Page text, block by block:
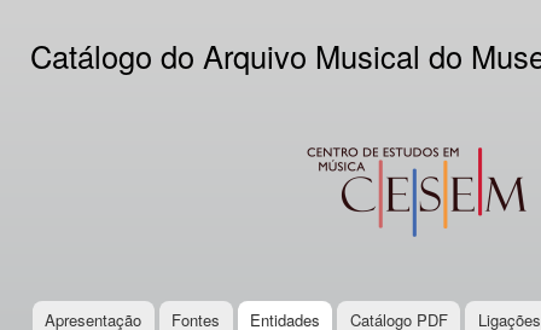
Catálogo do Arquivo Musical do
CESEM
Apresentação Fontes Entidades Catálogo PDF